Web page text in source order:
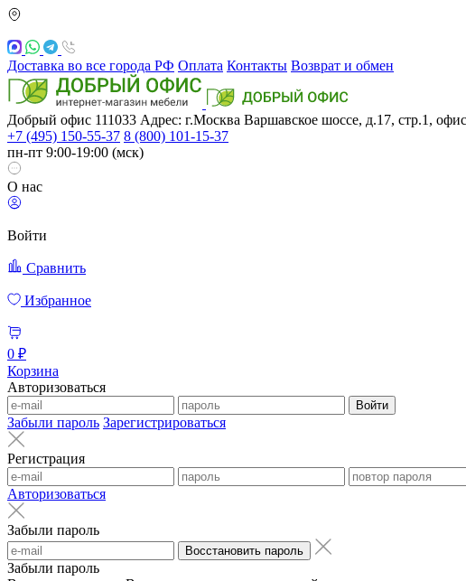
Доставка во все города РФ Оплата Контакты Возврат и обмен
Добрый офис 111033 Адрес: г.Москва Варшавское шоссе, д.17, стр.1,
+7 (495) 150-55-37 8 (800) 101-15-37
пн-пт 9:00-19:00 (мск)
О нас
Войти
Сравнить
Избранное
0 ₽
Корзина
Авторизоваться
Войти
Забыли пароль Зарегистрироваться
Регистрация
Авторизоваться
Забыли пароль
Восстановить пароль
Забыли пароль